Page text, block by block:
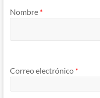
Nombre *
Correo electrónico *